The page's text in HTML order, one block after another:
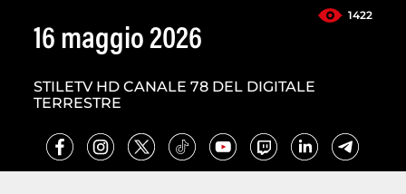
1422
16 maggio 2026
STILETV HD CANALE 78 DEL DIGITALE
TERRESTRE